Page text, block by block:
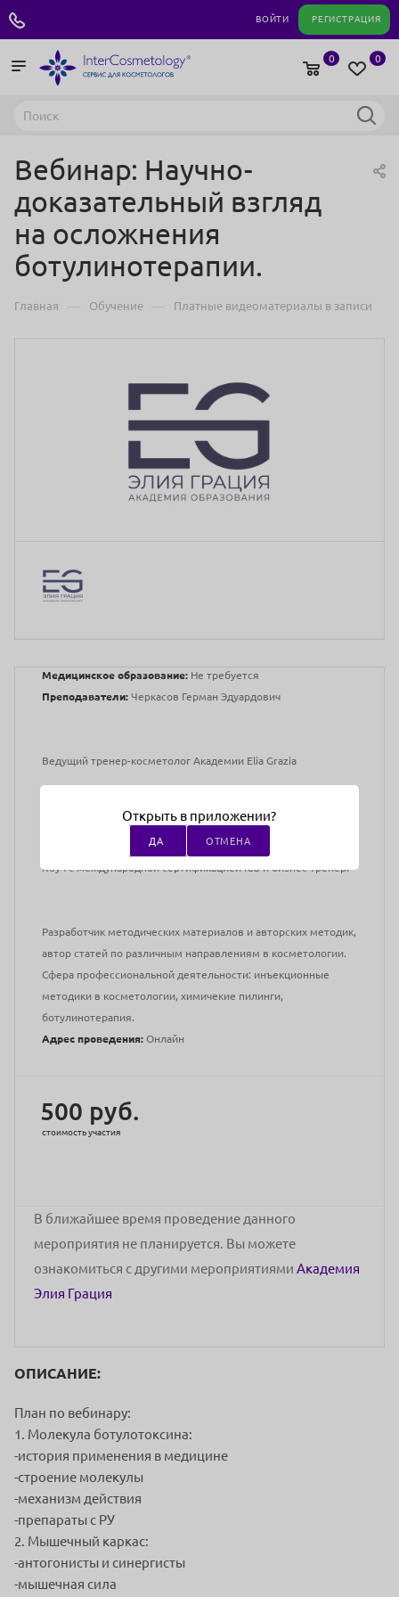
ВОЙТИ РЕГИСТРАЦИЯ
0
0
Вебинар: Научно-
доказательный взгляд
на осложнения
ботулинотерапии.
Главная — Обучение — Платные видеоматериалы в записи
Медицинское образование: Не требуется
Преподаватели: Черкасов Герман Эдуардович
Ведущий тренер-косметолог Академии Elia Grazia
академика Б.В. Петровского,
Коуч с международной сертификацией ICU и бизнес тренер.
Разработчик методических материалов и авторских методик,
автор статей по различным направлениям в косметологии.
Сфера профессиональной деятельности: инъекционные
методики в косметологии, химичекие пилинги,
ботулинотерапия.
Адрес проведения: Онлайн
500 руб.
стоимость участия
В ближайшее время проведение данного
мероприятия не планируется. Вы можете
ознакомиться с другими мероприятиями Академия
Элия Грация
ОПИСАНИЕ:
План по вебинару:
1. Молекула ботулотоксина:
-история применения в медицине
-строение молекулы
-механизм действия
-препараты с РУ
2. Мышечный каркас:
-антогонисты и синергисты
-мышечная сила
Открыть в приложении?
ДА ОТМЕНА